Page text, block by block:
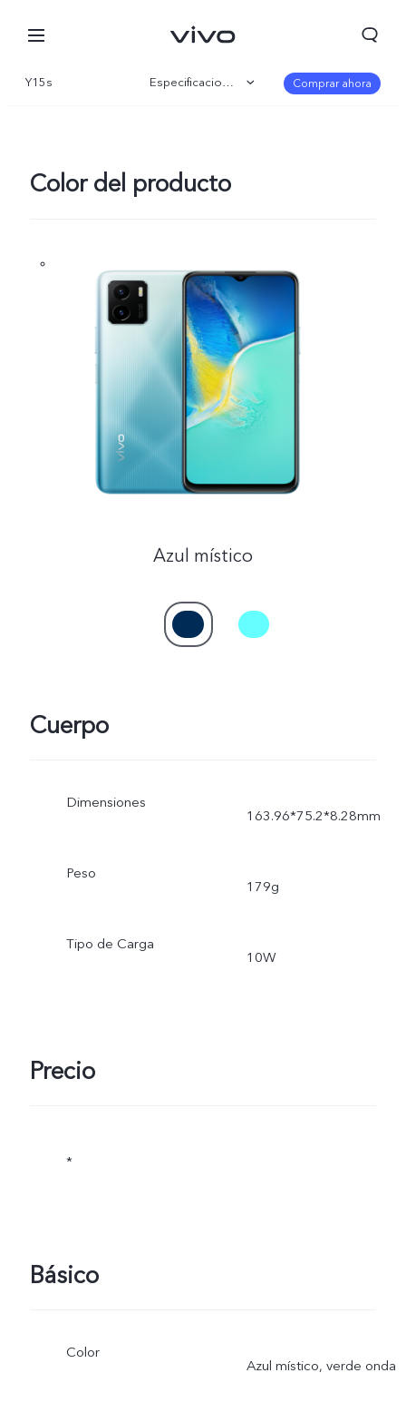
Y15s Especificaciones Comprar ahora
Color del producto
Azul místico
Cuerpo
Dimensiones
163.96*75.2*8.28mm
Peso
179g
Tipo de Carga
10W
Precio
*
Básico
Color
Azul místico, verde onda